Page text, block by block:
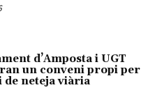
d’Amposta i UGT
un conveni propi per
de neteja viària